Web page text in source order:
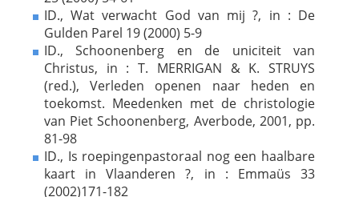
ID., Wat verwacht God van mij ?, in : De
Gulden Parel 19 (2000) 5-9
ID., Schoonenberg en de uniciteit van
Christus, in : T. MERRIGAN & K. STRUYS
(red.), Verleden openen naar heden en
toekomst. Meedenken met de christologie
van Piet Schoonenberg, Averbode, 2001, pp.
81-98
ID., Is roepingenpastoraal nog een haalbare
kaart in Vlaanderen ?, in : Emmaüs 33
(2002)171-182